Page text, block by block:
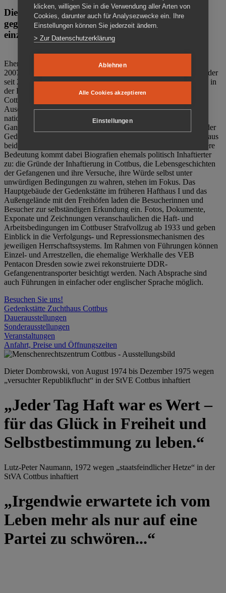
Die Gedenkstätte Zuchthaus Cottbus ist ein Ort
gegen das Vergessen. Anschaulich, nah und
einzigartig.
Ehemalige politische Häftlinge der DDR gründeten im Oktober
2007 den Verein Menschenrechtszentrum Cottbus e. V. (MRZ), der
seit 2011 Eigentümer des ehemaligen Gefängnisses (1860-2002) in
der Bautzener Straße und Träger der Gedenkstätte Zuchthaus
Cottbus ist. Im Zentrum der Arbeit der Gedenkstätte steht die
Auseinandersetzung mit politischem Unrecht während der
nationalsozialistischen Terrorherrschaft und der SED-Diktatur.
Ganzjährig zeigen mehrere Dauer- und Sonderausstellungen in der
Gedenkstätte Zuchthaus Cottbus Beispiele politischen Unrechts aus
beiden deutschen Diktaturen des 20. Jahrhunderts. Eine besondere
Bedeutung kommt dabei Biografien ehemals politisch Inhaftierter
zu: die Gründe der Inhaftierung in Cottbus, die Lebensgeschichten
der Gefangenen und ihre Versuche, ihre Würde selbst unter
unwürdigen Bedingungen zu wahren, stehen im Fokus. Das
Hauptgebäude der Gedenkstätte im früheren Hafthaus I und das
Außengelände mit den Freihöfen laden die Besucherinnen und
Besucher zur selbständigen Erkundung ein. Fotos, Dokumente,
Exponate und Zeichnungen veranschaulichen die Haft- und
Arbeitsbedingungen im Cottbuser Strafvollzug ab 1933 und geben
Einblick in die Verfolgungs- und Repressionsmechanismen des
jeweiligen Herrschaftssystems. Im Rahmen von Führungen können
Einzel- und Arrestzellen, die ehemalige Werkhalle des VEB
Pentacon Dresden sowie zwei rekonstruierte DDR-
Gefangenentransporter besichtigt werden. Nach Absprache sind
auch Führungen in einfacher oder englischer Sprache möglich.
Besuchen Sie uns!
Gedenkstätte Zuchthaus Cottbus
Dauerausstellungen
Sonderausstellungen
Veranstaltungen
Anfahrt, Preise und Öffnungszeiten
Dieter Dombrowski, von August 1974 bis Dezember 1975 wegen
„versuchter Republikflucht“ in der StVE Cottbus inhaftiert
„Jeder Tag Haft war es Wert –
für das Glück in Freiheit und
Selbstbestimmung zu leben.“
Lutz-Peter Naumann, 1972 wegen „staatsfeindlicher Hetze“ in der
StVA Cottbus inhaftiert
„Irgendwie erwartete ich vom
Leben mehr als nur auf eine
Partei zu schwören...“
klicken, willigen Sie in die Verwendung aller Arten von
Cookies, darunter auch für Analysezwecke ein. Ihre
Einstellungen können Sie jederzeit ändern.
> Zur Datenschutzerklärung
Ablehnen
Alle Cookies akzeptieren
Einstellungen